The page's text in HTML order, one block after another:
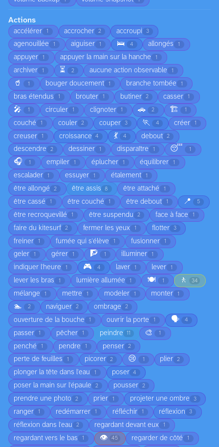
Actions
accélérer 1 accrocher 2 accroupi 3
agenouillée 1 aiguiser 1 🛌 4 allongés 1
appuyer 1 appuyer la main sur la hanche 1
archiver 1 ⏳ 2 aucune action observable 1
🥤 1 bouger doucement 1 branche tombée 1
bras étendus 1 brouter 1 butiner 2 casser 1
🎤 1 circuler 1 clignoter 1 🚗 2 🏗️ 1
couché 1 couler 2 couper 3 🏃 4 créer 1
creuser 1 croissance 4 💃 4 debout 2
descendre 2 dessiner 1 disparaître 1 😴 1
🎧 1 empiler 1 éplucher 1 équilibrer 1
escalader 1 essuyer 1 étalement 1
être allongé 2 être assis 8 être attaché 1
être cassé 1 être couché 1 être debout 1 📍 5
être recroquevillé 1 être suspendu 2 face à face 1
faire du kitesurf 2 fermer les yeux 1 flotter 3
freiner 1 fumée qui s'élève 1 fusionner 1
geler 1 gérer 1 🧗 1 illuminer 1
indiquer l'heure 1 🎮 4 laver 1 lever 1
lever les bras 1 lumière allumée 1 🍽️ 1 🚶 34
mélange 1 mettre 1 modeler 1 monter 1
🏊 2 naviguer 2 ombrage 2
ouverture de la bouche 1 ouvrir la porte 1 🗣️ 4
passer 1 pêcher 1 peindre 11 🎨 1
penché 1 pendre 1 penser 2
perte de feuilles 1 picorer 2 😢 1 plier 2
plonger la tête dans l'eau 1 poser 4
poser la main sur l'épaule 2 pousser 2
prendre une photo 2 prier 1 projeter une ombre 3
ranger 1 redémarrer 1 réfléchir 1 réflexion 3
réflexion dans l'eau 2 regardant devant eux 1
regardant vers le bas 1 👁️ 45 regarder de côté 1